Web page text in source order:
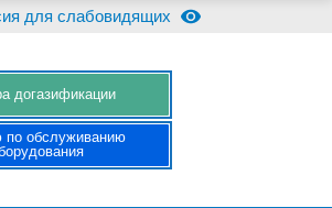
для слабовидящих
догазификации
по обслуживанию